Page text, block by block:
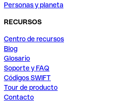
Personas y planeta
RECURSOS
Centro de recursos
Blog
Glosario
Soporte y FAQ
Códigos SWIFT
Tour de producto
Contacto